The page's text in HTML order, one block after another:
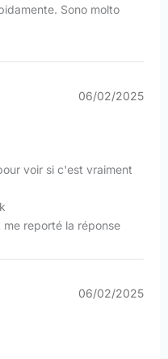
Sono molto
06/02/2025
voir si c'est vraiment
reporté la réponse
06/02/2025